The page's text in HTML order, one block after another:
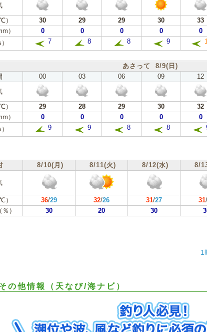
30 29 29 30 33
）
0 0 0 0 0
7 8 8 9
あさって 8/9(日)
00 03 06 09 12
29 28 29 30 32
）
0 0 0 0 0
9 9 8 8
8/10(月) 8/11(火) 8/12(水) 8/
36/29 32/26 31/27 31/
）
30 20 30
1
の他情報（天なび/海ナビ）